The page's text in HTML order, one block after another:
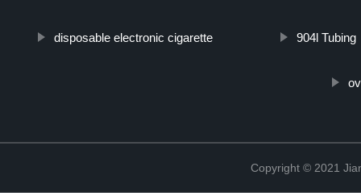
disposable electronic cigarette 904l Tubing
Copyright © 2021